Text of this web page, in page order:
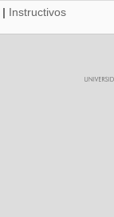
| Instructivos